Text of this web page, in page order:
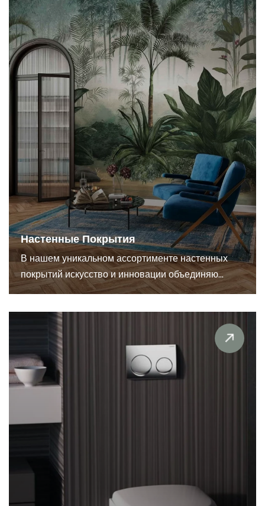
Настенные Покрытия
В нашем уникальном ассортименте настенных
покрытий искусство и инновации объединяю...